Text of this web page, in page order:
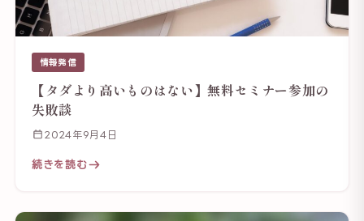
情報発信
【タダより高いものはない】無料セミナー参加の
失敗談
2024年9月4日
続きを読む